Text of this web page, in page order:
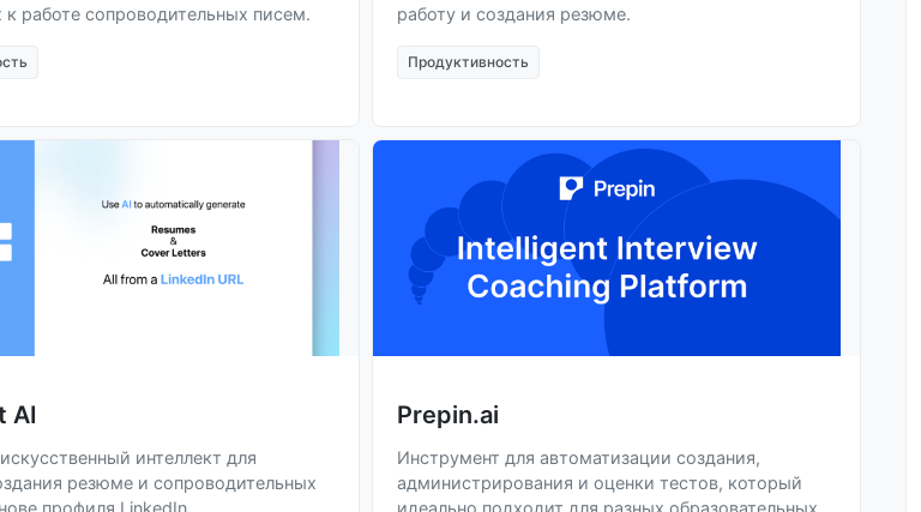
работе сопроводительных писем.
работу и создания резюме.
Продуктивность
AI
интеллект для
резюме и сопроводительных
профиля LinkedIn.
Prepin.ai
Инструмент для автоматизации создания,
администрирования и оценки тестов, который
идеально подходит для разных образовательных